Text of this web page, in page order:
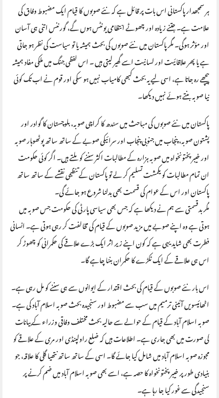
ہر سمجھدار پاکستانی اس بات پر قائل ہے کہ نئے صوبوں کا قیام ایک مضبوط وفاق کی
علامت ہے۔ جتنے زیادہ اور چھوٹے انتظامی یونٹس ہوں گے، گورننس اتنی ہی آسان
اور مؤثر ہوگی۔ مگر پاکستان میں نئے صوبوں کی بحث ہمیشہ یا تو سیاست کی نظر ہو جاتی
ہے یا پھر علاقائیت اور لسانیت اسے گھیر لیتی ہیں ۔ اس لفظی جنگ میں ملکی مفاد ہمیشہ
پیچھے رہ جاتا ہے، اسی لیے یہ بحث کبھی کامیاب نہیں ہو سکی اور قوم نے اب تک کوئی
نیا صوبہ بنتے ہوئے نہیں دیکھا۔
پاکستان میں نئے صوبوں کی مباحث میں سندھ کا کراچی صوبہ، بلوچستان کا گوادر اور
پشتون صوبہ، پنجاب میں جنوبی پنجاب اور سرائیکی صوبے کے ساتھ ساتھ پوٹھوہار صوبہ
اور خیبر پختونخواہ میں صوبہ ہزارہ کے مطالبات اکثر سننے کو ملتے ہیں۔ اگر کوئی حکومت
ان تمام مطالبات کو یکمشت تسلیم کر لے تو پاکستان کے تنظیمی نقشے کے ساتھ ساتھ
پاکستان اور اس کے عوام کی قسمت بھی بدلنا شروع ہو جائے گی۔
مگر بدقسمتی سے ہم نے دیکھا ہے کہ جس بھی سیاسی پارٹی کی حکومت جس صوبہ میں
ہوتی ہے وہ اپنے صوبے میں مزید صوبوں کے قیام کی مخالفت کر رہی ہوتی ہے۔ انسانی
فطرت بھی شاید یہی ہے کہ کون اپنے زیر اثر ایک بڑے علاقے کی حکمرانی کو چھوڑ کر
اس ہی علاقے کے ایک ٹکڑے کا حکمران بننا چاہے گا۔
اس بار نئے صوبوں کے قیام کی بحث اقتدار کے ایوانوں سے ہی سننے کو مل رہی ہے۔
اٹھائیسویں آئینی ترمیم میں سب سے مضبوط اور سنجیدہ بحث صوبہ اسلام آباد کی ہے۔
صوبہ اسلام آباد کے قیام کے حوالے سے حالیہ بحث مختلف وفاقی وزراء کے بیانات
کی صورت میں بھی جاری ہے۔ اطلاعات ہیں کہ ضلع راولپنڈی اور مری کے علاقے کو
مجوزہ صوبہ اسلام آباد میں شامل کیا جائے گا۔ اسی کے ساتھ ساتھ نتھیا گلی کا علاقہ، جو
بنیادی طور پر خیبر پختونخواہ کا حصہ ہے، اسے بھی صوبہ اسلام آباد میں ضم کرنے پر
سنجیدگی سے غور کیا جا رہا ہے۔